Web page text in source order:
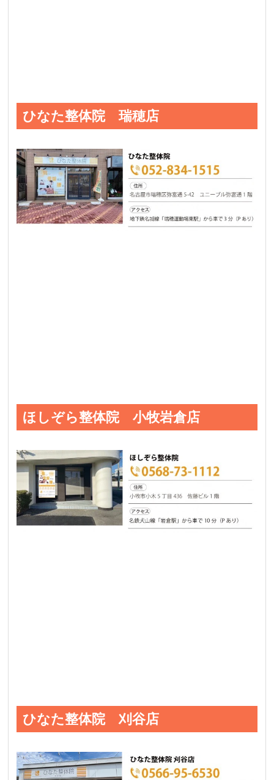
ひなた整体院 瑞穂店
ほしぞら整体院 小牧岩倉店
ひなた整体院 刈谷店